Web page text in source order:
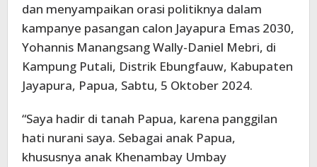
dan menyampaikan orasi politiknya dalam
kampanye pasangan calon Jayapura Emas 2030,
Yohannis Manangsang Wally-Daniel Mebri, di
Kampung Putali, Distrik Ebungfauw, Kabupaten
Jayapura, Papua, Sabtu, 5 Oktober 2024.
“Saya hadir di tanah Papua, karena panggilan
hati nurani saya. Sebagai anak Papua,
khususnya anak Khenambay Umbay